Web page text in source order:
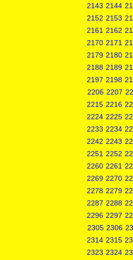
2143 2144
2152 2153
2161 2162
2170 2171
2179 2180
2188 2189
2197 2198
2206 2207
2215 2216
2224 2225
2233 2234
2242 2243
2251 2252
2260 2261
2269 2270
2278 2279
2287 2288
2296 2297
2305 2306
2314 2315
2323 2324